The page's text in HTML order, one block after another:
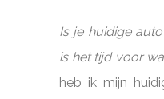
Is je huidige
is het tijd voor
heb ik mijn